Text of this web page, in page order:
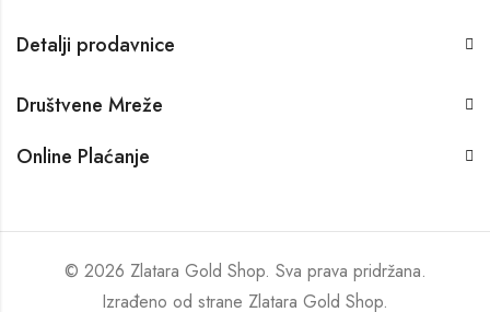
Detalji prodavnice
Društvene Mreže
Online Plaćanje
© 2026 Zlatara Gold Shop. Sva prava pridržana.
Izrađeno od strane Zlatara Gold Shop.